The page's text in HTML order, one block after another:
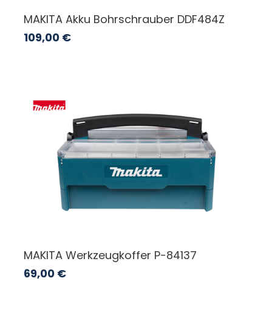
MAKITA Akku Bohrschrauber DDF484Z
109,00 €
MAKITA Werkzeugkoffer P-84137
69,00 €